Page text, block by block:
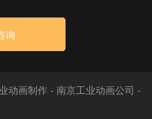
询
动画制作 - 南京工业动画公司 -